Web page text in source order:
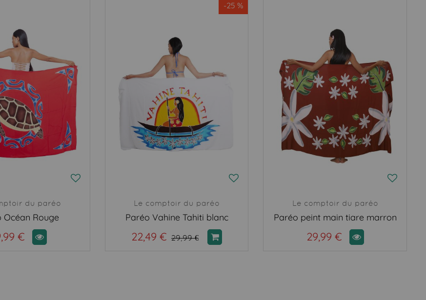
du paréo
Océan Rouge
€
-25 %
Le comptoir du paréo
Paréo Vahine Tahiti blanc
22,49 € 29,99 €
Le comptoir du paréo
Paréo peint main tiare marron
29,99 €